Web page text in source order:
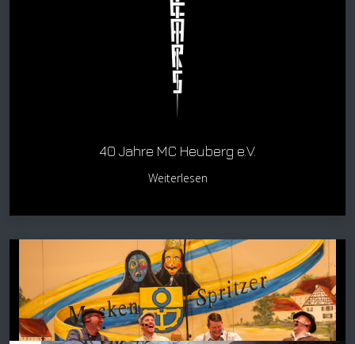
40 Jahre MC Heuberg e.V.
Weiterlesen
PHYSIK IST NUR
TROCKEN, WENN